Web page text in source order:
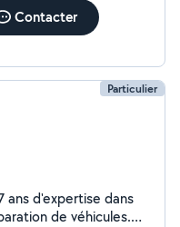
Contacter
Particulier
ans d'expertise dans
de véhicules.